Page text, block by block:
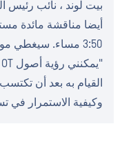
3:50 مساء. سيغطي
وكيفية الاستمرار في